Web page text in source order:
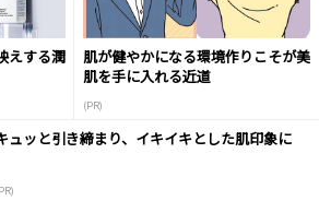
えする潤
肌が健やかになる環境作りこそが美
肌を手に入れる近道
(PR)
ュッと引き締まり、イキイキとした肌印象に